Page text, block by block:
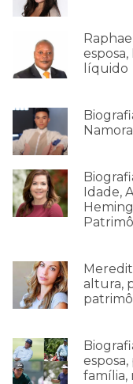
líquido
Idade,
altura,
família,